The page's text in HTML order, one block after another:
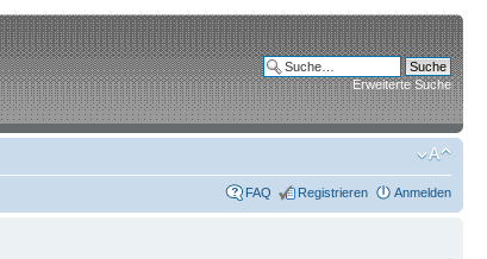
Erweiterte Suche
FAQ Registrieren Anmelden